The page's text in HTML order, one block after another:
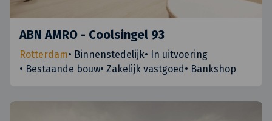
ABN AMRO - Coolsingel 93
Rotterdam• Binnenstedelijk• In uitvoering
• Bestaande bouw• Zakelijk vastgoed• Bankshop